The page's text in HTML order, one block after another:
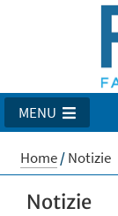
MENU
Home/Notizie
Notizie